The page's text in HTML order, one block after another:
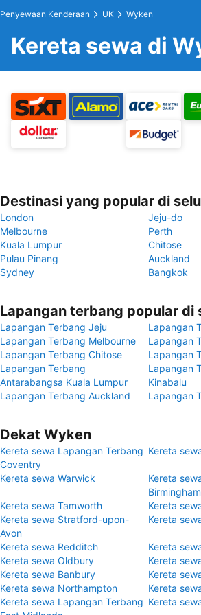
Penyewaan Kenderaan UK Wyken
Kereta sewa di
Destinasi yang popular di
London
Jeju-do
Melbourne
Perth
Kuala Lumpur
Chitose
Pulau Pinang
Auckland
Sydney
Bangkok
Lapangan terbang popular di
Lapangan Terbang Jeju
Lapangan
Lapangan Terbang Melbourne
Lapangan
Lapangan Terbang Chitose
Lapangan
Lapangan Terbang
Antarabangsa Kuala Lumpur
Lapangan
Kinabalu
Lapangan Terbang Auckland
Lapangan
Dekat Wyken
Kereta sewa Lapangan Terbang
Coventry
Kereta
Kereta sewa Warwick
Kereta
Birmingham
Kereta sewa Tamworth
Kereta
Kereta sewa Stratford-upon-
Avon
Kereta
Kereta sewa Redditch
Kereta
Kereta sewa Oldbury
Kereta
Kereta sewa Banbury
Kereta
Kereta sewa Northampton
Kereta
Kereta sewa Lapangan Terbang Kereta